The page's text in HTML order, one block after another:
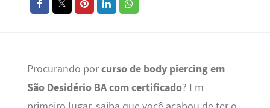
Procurando porcurso de body piercing em
São Desidério BA com certificado? Em